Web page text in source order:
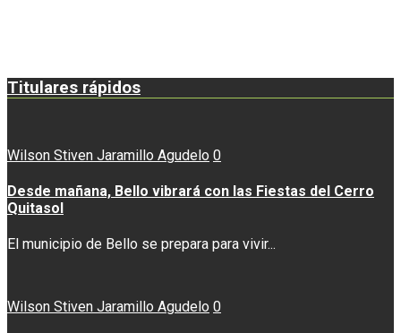
Titulares rápidos
Wilson Stiven Jaramillo Agudelo 0
Desde mañana, Bello vibrará con las Fiestas del Cerro
Quitasol
El municipio de Bello se prepara para vivir...
Wilson Stiven Jaramillo Agudelo 0